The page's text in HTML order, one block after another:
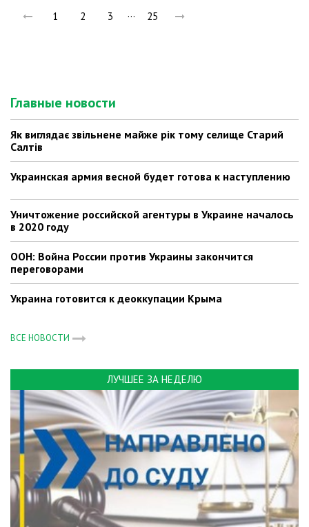
1 2 3 … 25
Главные новости
Як виглядає звільнене майже рік тому селище Старий
Салтів
Украинская армия весной будет готова к наступлению
Уничтожение российской агентуры в Украине началось
в 2020 году
ООН: Война России против Украины закончится
переговорами
Украина готовится к деоккупации Крыма
ВСЕ НОВОСТИ
ЛУЧШЕЕ ЗА НЕДЕЛЮ